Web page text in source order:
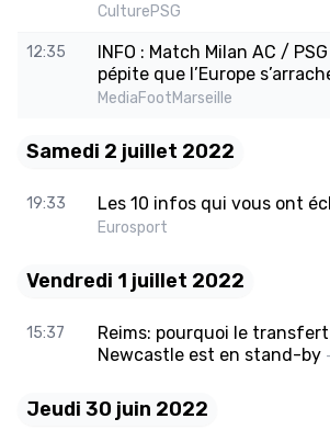
CulturePSG
12:35
INFO : Match Milan AC /
pépite que l’Europe
MediaFootMarseille
Samedi 2 juillet 2022
19:33 Les 10 infos qui vous ont
Eurosport
Vendredi 1 juillet 2022
15:37
Reims: pourquoi le
Newcastle est en stand-by
Jeudi 30 juin 2022